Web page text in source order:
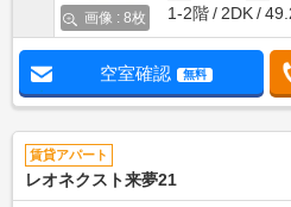
画像 : 8枚
1-2階
2DK
空室確認 無料
賃貸アパート
レオネクスト来夢21